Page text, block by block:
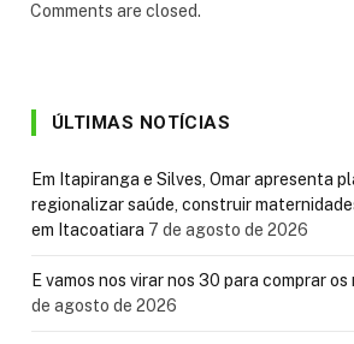
Comments are closed.
ÚLTIMAS NOTÍCIAS
Em Itapiranga e Silves, Omar apresenta
regionalizar saúde, construir
em Itacoatiara 7 de agosto de 2026
E vamos nos virar nos 30 para comprar os
de agosto de 2026